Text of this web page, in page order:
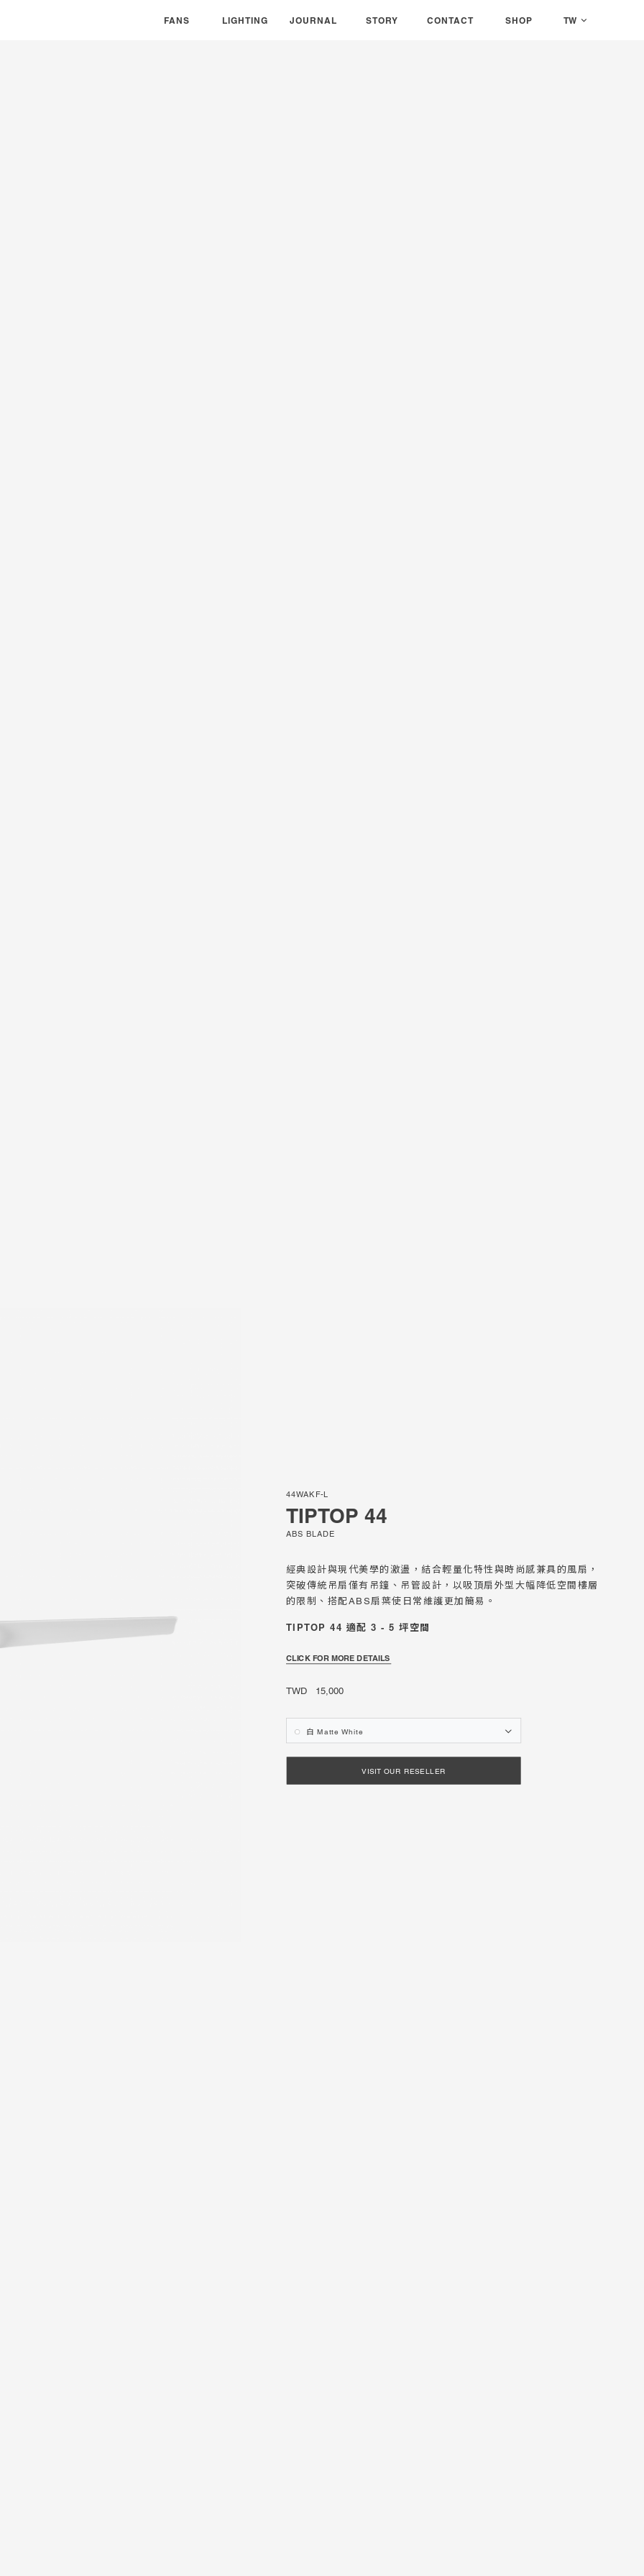
FANS
風扇系列 燈具系列 專欄消息 關於我們 聯絡我們 銷售據點
探索新品
New Collections
Warranty Registration
LIGHTING
FANS LIGHTING JOURNAL STORY CONTACT SHOP
探索新品
New Collections
Warranty Registration
JOURNAL STORY CONTACT SHOP TW
44WAKF-L
TIPTOP 44
ABS BLADE
經典設計與現代美學的激盪，結合輕量化特性與時尚感兼具的風扇，
突破傳統吊扇僅有吊鐘、吊管設計，以吸頂扇外型大幅降低空間樓層
的限制、搭配ABS扇葉使日常維護更加簡易。
TIPTOP 44 適配 3 - 5 坪空間
CLICK FOR MORE DETAILS
TWD 15,000
白 Matte White
VISIT OUR RESELLER